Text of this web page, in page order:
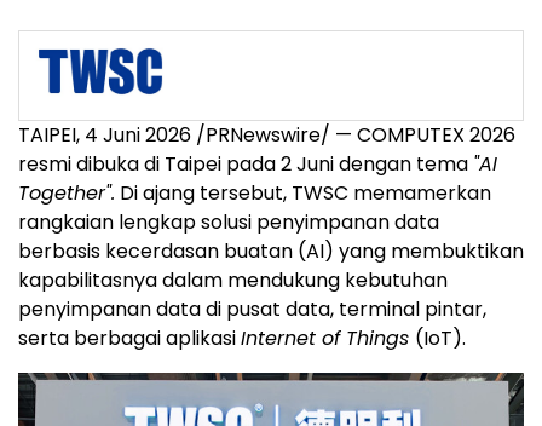
TAIPEI, 4 Juni 2026 /PRNewswire/ — COMPUTEX 2026
resmi dibuka di Taipei pada 2 Juni dengan tema "AI
Together". Di ajang tersebut, TWSC memamerkan
rangkaian lengkap solusi penyimpanan data
berbasis kecerdasan buatan (AI) yang membuktikan
kapabilitasnya dalam mendukung kebutuhan
penyimpanan data di pusat data, terminal pintar,
serta berbagai aplikasiInternet of Things (IoT).